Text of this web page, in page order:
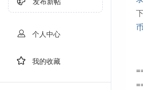
个人中心
我的收藏